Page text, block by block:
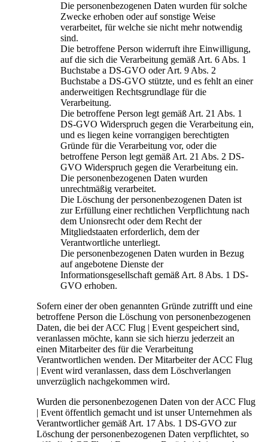
Die personenbezogenen Daten wurden für solche
Zwecke erhoben oder auf sonstige Weise
verarbeitet, für welche sie nicht mehr notwendig
sind.
Die betroffene Person widerruft ihre Einwilligung,
auf die sich die Verarbeitung gemäß Art. 6 Abs. 1
Buchstabe a DS-GVO oder Art. 9 Abs. 2
Buchstabe a DS-GVO stützte, und es fehlt an einer
anderweitigen Rechtsgrundlage für die
Verarbeitung.
Die betroffene Person legt gemäß Art. 21 Abs. 1
DS-GVO Widerspruch gegen die Verarbeitung ein,
und es liegen keine vorrangigen berechtigten
Gründe für die Verarbeitung vor, oder die
betroffene Person legt gemäß Art. 21 Abs. 2 DS-
GVO Widerspruch gegen die Verarbeitung ein.
Die personenbezogenen Daten wurden
unrechtmäßig verarbeitet.
Die Löschung der personenbezogenen Daten ist
zur Erfüllung einer rechtlichen Verpflichtung nach
dem Unionsrecht oder dem Recht der
Mitgliedstaaten erforderlich, dem der
Verantwortliche unterliegt.
Die personenbezogenen Daten wurden in Bezug
auf angebotene Dienste der
Informationsgesellschaft gemäß Art. 8 Abs. 1 DS-
GVO erhoben.
Sofern einer der oben genannten Gründe zutrifft und eine
betroffene Person die Löschung von personenbezogenen
Daten, die bei der ACC Flug | Event gespeichert sind,
veranlassen möchte, kann sie sich hierzu jederzeit an
einen Mitarbeiter des für die Verarbeitung
Verantwortlichen wenden. Der Mitarbeiter der ACC Flug
| Event wird veranlassen, dass dem Löschverlangen
unverzüglich nachgekommen wird.
Wurden die personenbezogenen Daten von der ACC Flug
| Event öffentlich gemacht und ist unser Unternehmen als
Verantwortlicher gemäß Art. 17 Abs. 1 DS-GVO zur
Löschung der personenbezogenen Daten verpflichtet, so